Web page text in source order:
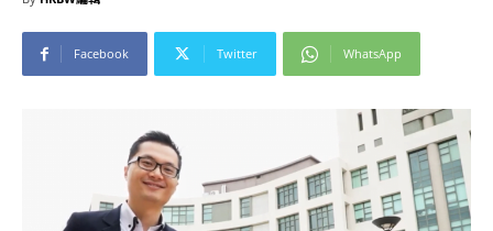
Facebook Twitter WhatsApp